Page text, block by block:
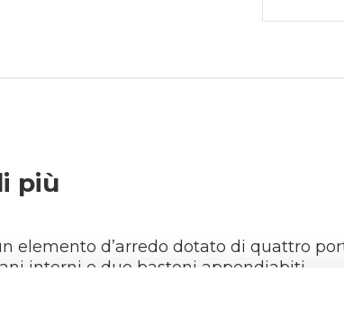
più
elemento d’arredo dotato di quattro
interni e due bastoni appendiabiti.
fondo e il cappello sono in pannello in